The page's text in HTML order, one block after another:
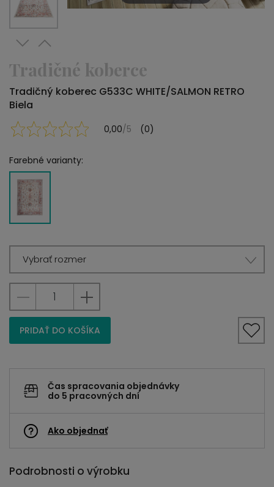
Tradičné koberce
Tradičný koberec G533C WHITE/SALMON RETRO
Biela
0,00/5 (0)
Farebné varianty:
Vybrať rozmer
PRIDAŤ DO KOŠÍKA
Čas spracovania objednávky
do 5 pracovných dní
Ako objednať
Podrobnosti o výrobku